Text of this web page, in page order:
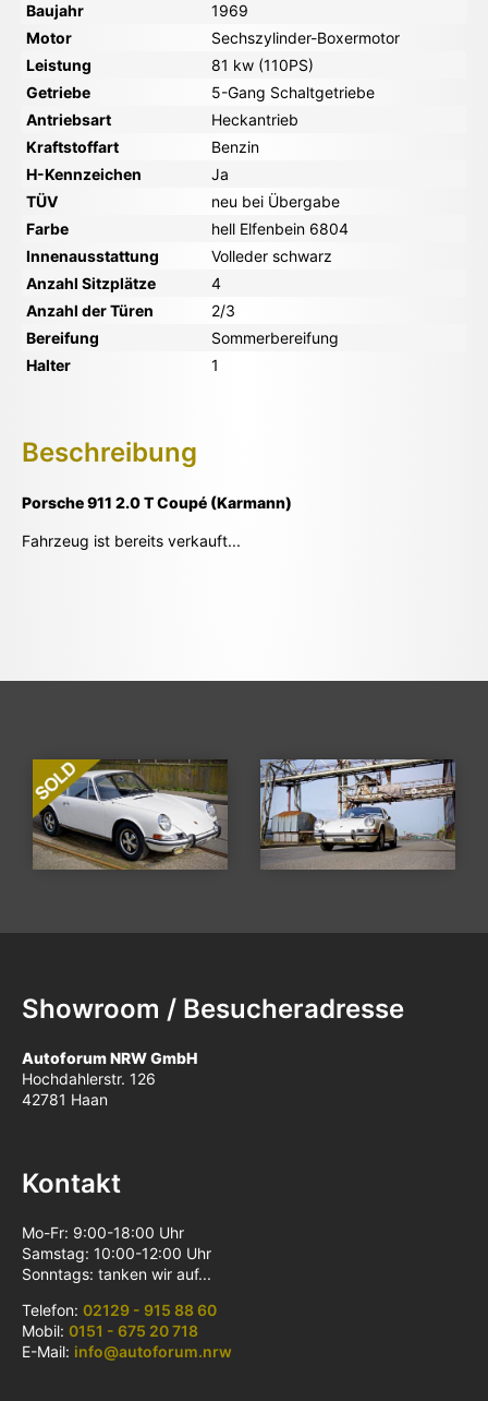
Baujahr
1969
Motor
Sechszylinder-Boxermotor
Leistung
81 kw (110PS)
Getriebe
5-Gang Schaltgetriebe
Antriebsart
Heckantrieb
Kraftstoffart
Benzin
H-Kennzeichen
Ja
TÜV
neu bei Übergabe
Farbe
hell Elfenbein 6804
Innenausstattung
Volleder schwarz
Anzahl Sitzplätze
4
Anzahl der Türen
2/3
Bereifung
Sommerbereifung
Halter
1
Beschreibung
Porsche 911 2.0 T Coupé (Karmann)
Fahrzeug ist bereits verkauft...
Showroom / Besucheradresse
Autoforum NRW GmbH
Hochdahlerstr. 126
42781 Haan
Kontakt
Mo-Fr: 9:00-18:00 Uhr
Samstag: 10:00-12:00 Uhr
Sonntags: tanken wir auf...
Telefon: 02129 - 915 88 60
Mobil: 0151 - 675 20 718
E-Mail: info@autoforum.nrw